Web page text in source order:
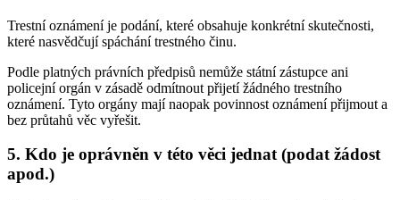
Trestní oznámení je podání, které obsahuje konkrétní skutečnosti,
které nasvědčují spáchání trestného činu.
Podle platných právních předpisů nemůže státní zástupce ani
policejní orgán v zásadě odmítnout přijetí žádného trestního
oznámení. Tyto orgány mají naopak povinnost oznámení přijmout a
bez průtahů věc vyřešit.
5. Kdo je oprávněn v této věci jednat (podat žádost
apod.)